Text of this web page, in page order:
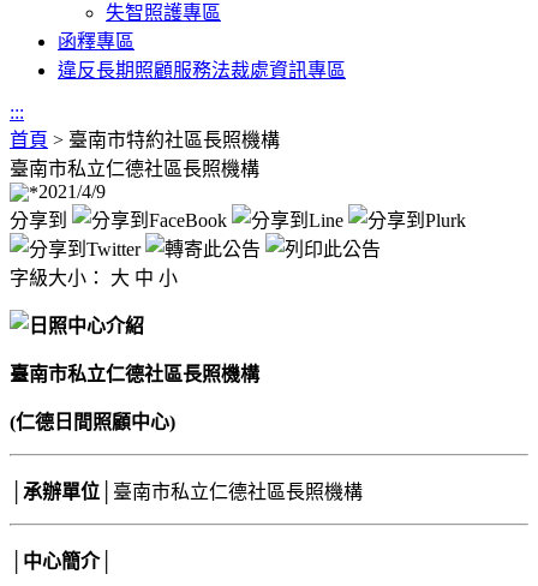
失智照護專區
函釋專區
違反長期照顧服務法裁處資訊專區
:::
首頁 > 臺南市特約社區長照機構
臺南市私立仁德社區長照機構
2021/4/9
分享到
字級大小： 大 中 小
臺南市私立仁德社區長照機構
(仁德日間照顧中心)
│承辦單位│ 臺南市私立仁德社區長照機構
│中心簡介│